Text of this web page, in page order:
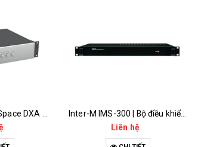
Inter-M IMS-300 | Bộ điều khiển trung tâm mở rộng
Liên hệ